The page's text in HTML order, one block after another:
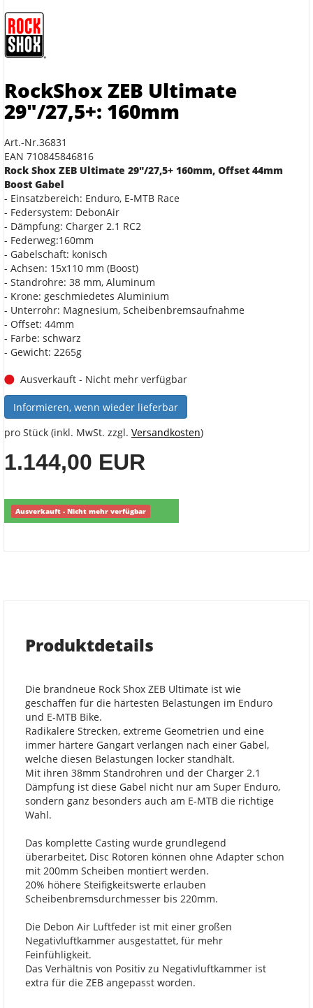
RockShox ZEB Ultimate
29"/27,5+: 160mm
Art.-Nr.36831
EAN 710845846816
Rock Shox ZEB Ultimate 29"/27,5+ 160mm, Offset 44mm
Boost Gabel
- Einsatzbereich: Enduro, E-MTB Race
- Federsystem: DebonAir
- Dämpfung: Charger 2.1 RC2
- Federweg:160mm
- Gabelschaft: konisch
- Achsen: 15x110 mm (Boost)
- Standrohre: 38 mm, Aluminum
- Krone: geschmiedetes Aluminium
- Unterrohr: Magnesium, Scheibenbremsaufnahme
- Offset: 44mm
- Farbe: schwarz
- Gewicht: 2265g
Ausverkauft - Nicht mehr verfügbar
Informieren, wenn wieder lieferbar
pro Stück (inkl. MwSt. zzgl. Versandkosten)
1.144,00 EUR
Ausverkauft - Nicht mehr verfügbar
Produktdetails
Die brandneue Rock Shox ZEB Ultimate ist wie
geschaffen für die härtesten Belastungen im Enduro
und E-MTB Bike.
Radikalere Strecken, extreme Geometrien und eine
immer härtere Gangart verlangen nach einer Gabel,
welche diesen Belastungen locker standhält.
Mit ihren 38mm Standrohren und der Charger 2.1
Dämpfung ist diese Gabel nicht nur am Super Enduro,
sondern ganz besonders auch am E-MTB die richtige
Wahl.
Das komplette Casting wurde grundlegend
überarbeitet, Disc Rotoren können ohne Adapter schon
mit 200mm Scheiben montiert werden.
20% höhere Steifigkeitswerte erlauben
Scheibenbremsdurchmesser bis 220mm.
Die Debon Air Luftfeder ist mit einer großen
Negativluftkammer ausgestattet, für mehr
Feinfühligkeit.
Das Verhältnis von Positiv zu Negativluftkammer ist
extra für die ZEB angepasst worden.